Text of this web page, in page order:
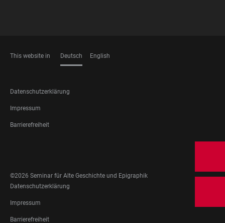
This website in Deutsch English
FOOTER
LEGAL
Datenschutzerklärung
Impressum
Barrierefreiheit
MEDIA
©2026 Seminar für Alte Geschichte und Epigraphik
FOOTER
LEGAL
Datenschutzerklärung
Impressum
Barrierefreiheit